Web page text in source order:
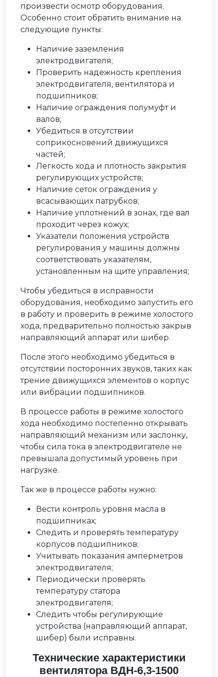
произвести осмотр оборудования.
Особенно стоит обратить внимание на
следующие пункты:
Наличие заземления
электродвигателя;
Проверить надежность крепления
электродвигателя, вентилятора и
подшипников;
Наличие ограждения полумуфт и
валов;
Убедиться в отсутствии
соприкосновений движущихся
частей;
Легкость хода и плотность закрытия
регулирующих устройств;
Наличие сеток ограждения у
всасывающих патрубков;
Наличие уплотнений в зонах, где вал
проходит через кожух;
Указатели положения устройств
регулирования у машины должны
соответствовать указателям,
установленным на щите управления;
Чтобы убедиться в исправности
оборудования, необходимо запустить его
в работу и проверить в режиме холостого
хода, предварительно полностью закрыв
направляющий аппарат или шибер.
После этого необходимо убедиться в
отсутствии посторонних звуков, таких как
трение движущихся элементов о корпус
или вибрации подшипников.
В процессе работы в режиме холостого
хода необходимо постепенно открывать
направляющий механизм или заслонку,
чтобы сила тока в электродвигателе не
превышала допустимый уровень при
нагрузке.
Так же в процессе работы нужно:
Вести контроль уровня масла в
подшипниках;
Следить и проверять температуру
корпусов подшипников;
Учитывать показания амперметров
электродвигателя;
Периодически проверять
температуру статора
электродвигателя;
Следить чтобы регулирующие
устройства (направляющий аппарат,
шибер) были исправны.
Технические характеристики
вентилятора ВДН-6,3-1500